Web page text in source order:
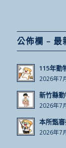
公佈欄 – 最
115年動
2026年7
新竹縣
2026年7
本所甄
2026年7